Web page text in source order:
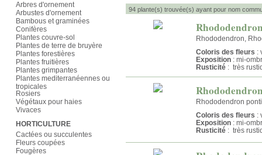
Arbres d'ornement
Arbustes d'ornement
Bambous et graminées
Conifères
Plantes couvre-sol
Plantes de terre de bruyère
Plantes forestières
Plantes fruitières
Plantes grimpantes
Plantes mediterranéennes ou
tropicales
Rosiers
Végétaux pour haies
Vivaces
HORTICULTURE
Cactées ou succulentes
Fleurs coupées
Fougères
94 plante(s) trouvée(s) ayant pour nom
Rhododendron,
Coloris des fleurs :
Exposition : mi-
Rusticité : très
Rhododendron
Coloris des fleurs :
Exposition : mi-
Rusticité : très